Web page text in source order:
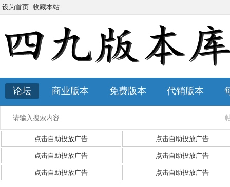
设为首页 收藏本站
论坛 商业版本 免费版本 代销版本
点击自助投放广告 点击自助投放广告
点击自助投放广告 点击自助投放广告
点击自助投放广告 点击自助投放广告